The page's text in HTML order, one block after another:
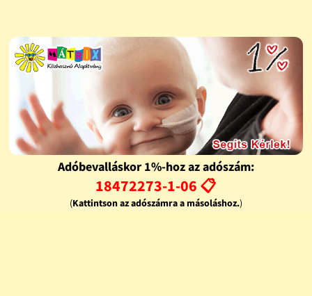
Adóbevalláskor 1%-hoz az adószám:
18472273-1-06 📋
(Kattintson az adószámra a másoláshoz.)